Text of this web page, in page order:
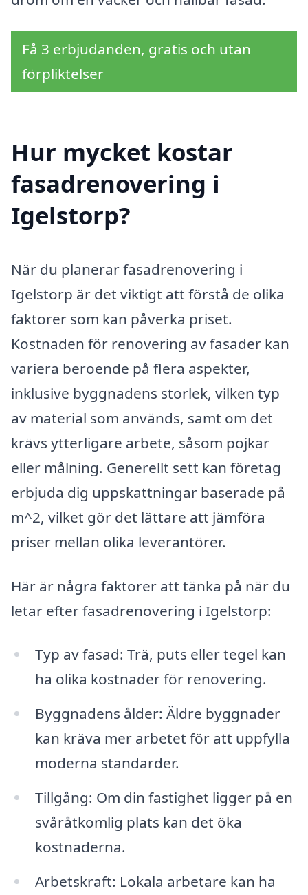
Få 3 erbjudanden, gratis och utan
förpliktelser
Hur mycket kostar
fasadrenovering i
Igelstorp?
När du planerar fasadrenovering i
Igelstorp är det viktigt att förstå de olika
faktorer som kan påverka priset.
Kostnaden för renovering av fasader kan
variera beroende på flera aspekter,
inklusive byggnadens storlek, vilken typ
av material som används, samt om det
krävs ytterligare arbete, såsom pojkar
eller målning. Generellt sett kan företag
erbjuda dig uppskattningar baserade på
m^2, vilket gör det lättare att jämföra
priser mellan olika leverantörer.
Här är några faktorer att tänka på när du
letar efter fasadrenovering i Igelstorp:
Typ av fasad: Trä, puts eller tegel kan
ha olika kostnader för renovering.
Byggnadens ålder: Äldre byggnader
kan kräva mer arbetet för att uppfylla
moderna standarder.
Tillgång: Om din fastighet ligger på en
svåråtkomlig plats kan det öka
kostnaderna.
Arbetskraft: Lokala arbetare kan ha